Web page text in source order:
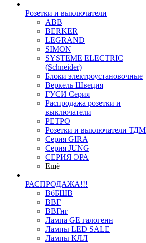
Розетки и выключатели
ABB
BERKER
LEGRAND
SIMON
SYSTEME ELECTRIC
(Schneider)
Блоки электроустановочные
Веркель Швеция
ГУСИ Серия
Распродажа розетки и
выключатели
РЕТРО
Розетки и выключатели ТДМ
Серия GIRA
Серия JUNG
СЕРИЯ ЭРА
Ещё
РАСПРОДАЖА!!!
ВбБШВ
ВВГ
ВВГнг
Лампа GE галогенн
Лампы LED SALE
Лампы КЛЛ